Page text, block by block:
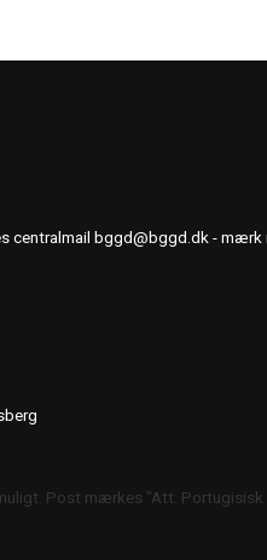
centralmail bggd@bggd.dk - mærk
Post mærkes "Att: